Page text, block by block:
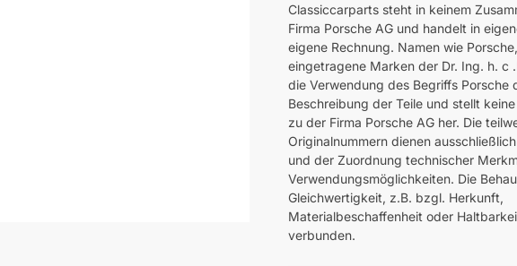
Classiccarparts steht in keinem
Firma Porsche AG und handelt in
eigene Rechnung. Namen wie
eingetragene Marken der Dr. Ing. h. c
die Verwendung des Begriffs Porsche
Beschreibung der Teile und stellt
zu der Firma Porsche AG her. Die
Originalnummern dienen
und der Zuordnung technischer
Verwendungsmöglichkeiten. Die
Gleichwertigkeit, z.B. bzgl. Herkunft,
Materialbeschaffenheit oder
verbunden.